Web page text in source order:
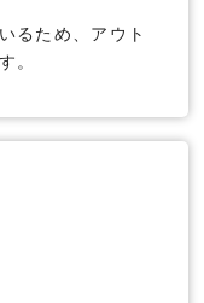
るため、アウト
。